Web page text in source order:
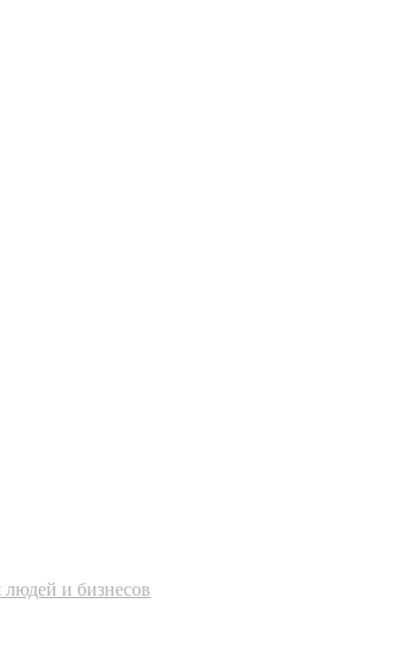
и бизнесов